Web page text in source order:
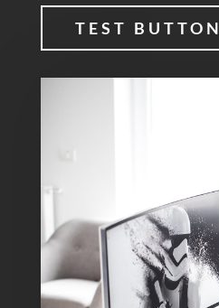
TEST BUTTON